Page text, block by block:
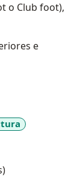
o Club foot),
e